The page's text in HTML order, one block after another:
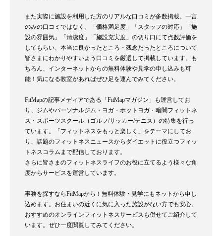
また実際に施設を利用した方のリアルな口コミが多数掲載。一言
のみの口コミではなく、「価格満足度」「スタッフの対応」「施
設の雰囲気」「清潔度」「施設充実度」の切り口にて点数評価を
してもらい、本当に良かったところ・残念だったところについて
皆さまにわかりやすいよう口コミを厳選して掲載しています。も
ちろん、インターネットからの無料体験や見学の申し込みも可
能！気になる教室があればぜひ足を運んでみてください。
FitMapの記事メディアである「FitMapマガジン」も運営してお
り、ジムやパーソナルジム・ヨガ・ホットヨガ・暗闇フィットネ
ス・スポーツスクール（ゴルフ/サッカー/テニス）の特集を行っ
ています。「フィットネスをもっと楽しく」をテーマにしてお
り、話題のフィットネスニュースからダイエットに役立つフィッ
トネスコラムまで配信しております。
さらに皆さまのフィットネスライフのお役に立てるよう様々な角
度からサービスを運営しています。
事務を探すならFitMapから！無料体験・見学にもネットから申し
込めます。お住まいの近くに気に入った施設がない方でも安心。
おすすめのオンラインフィットネスサービスも併せてご紹介して
います。ぜひ一度閲覧してみてください。